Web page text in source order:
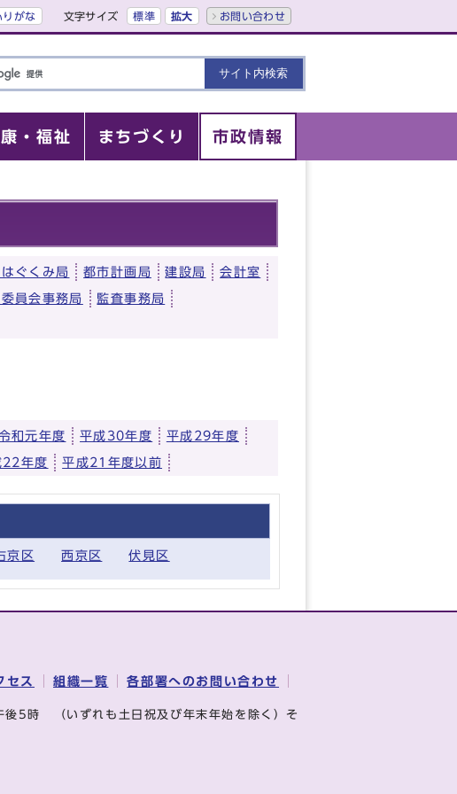
りがな 文字サイズ 標準 拡大 お問い合わせ
・福祉 まちづくり 市政情報
ぐくみ局 都市計画局 建設局 会計室
員会事務局 監査事務局
和元年度 平成30年度 平成29年度
22年度 平成21年度以前
京区 西京区 伏見区
セス 組織一覧 各部署へのお問い合わせ
後5時 （いずれも土日祝及び年末年始を除く）そ